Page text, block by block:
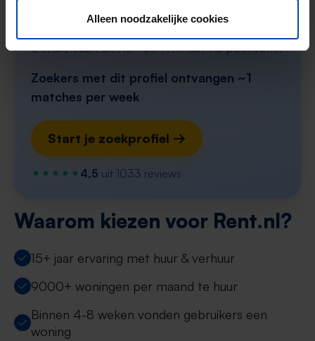
Alleen noodzakelijke cookies
elke nieuwe match direct via WhatsApp en
e-mail, vaak binnen een minuut na publicatie.
Zoekers met dit profiel ontvangen ~1
matches per week
Start je zoekprofiel →
4,5 uit 1033 reviews
Waarom kiezen voor Rent.nl?
15+ jaar ervaring met huur & verhuur
9000+ woningen per maand te huur
Binnen 4-8 weken vonden gebruikers een
woning